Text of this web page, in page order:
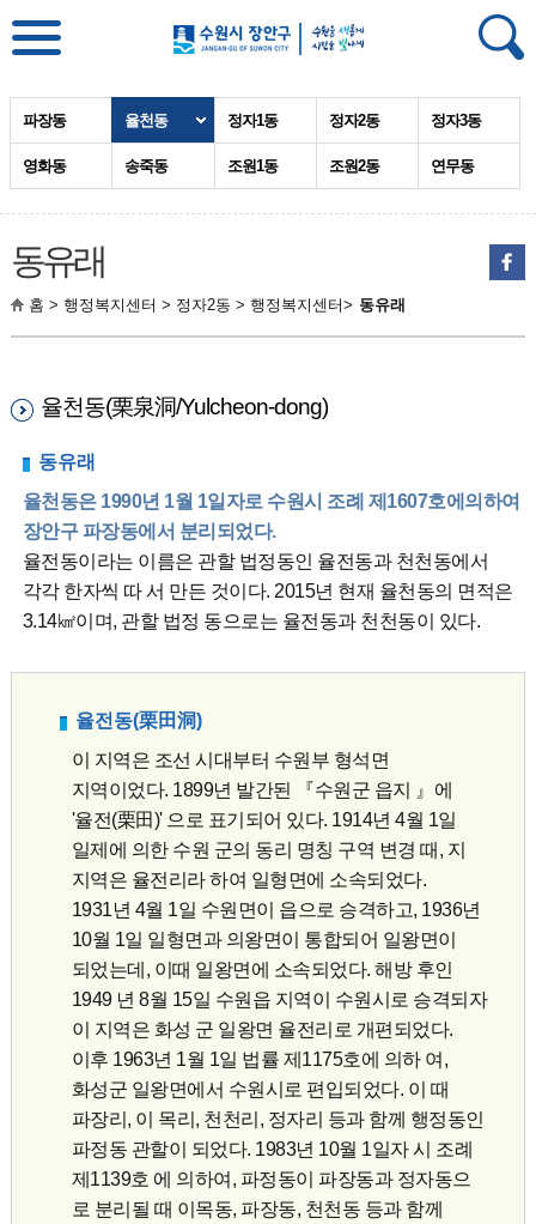
파장동 율천동 정자1동 정자2동 정자3동
영화동 송죽동 조원1동 조원2동 연무동
동유래
홈 > 행정복지센터 > 정자2동 > 행정복지센터> 동유래
율천동(栗泉洞/Yulcheon-dong)
동유래
율천동은 1990년 1월 1일자로 수원시 조례 제1607호에의하여
장안구 파장동에서 분리되었다.
율전동이라는 이름은 관할 법정동인 율전동과 천천동에서
각각 한자씩 따 서 만든 것이다. 2015년 현재 율천동의 면적은
3.14㎢이며, 관할 법정 동으로는 율전동과 천천동이 있다.
율전동(栗田洞)
이 지역은 조선 시대부터 수원부 형석면
지역이었다. 1899년 발간된 『수원군 읍지 』에
'율전(栗田)' 으로 표기되어 있다. 1914년 4월 1일
일제에 의한 수원 군의 동리 명칭 구역 변경 때, 지
지역은 율전리라 하여 일형면에 소속되었다.
1931년 4월 1일 수원면이 읍으로 승격하고, 1936년
10월 1일 일형면과 의왕면이 통합되어 일왕면이
되었는데, 이때 일왕면에 소속되었다. 해방 후인
1949 년 8월 15일 수원읍 지역이 수원시로 승격되자
이 지역은 화성 군 일왕면 율전리로 개편되었다.
이후 1963년 1월 1일 법률 제1175호에 의하 여,
화성군 일왕면에서 수원시로 편입되었다. 이 때
파장리, 이 목리, 천천리, 정자리 등과 함께 행정동인
파정동 관할이 되었다. 1983년 10월 1일자 시 조례
제1139호 에 의하여, 파정동이 파장동과 정자동으
로 분리될 때 이목동, 파장동, 천천동 등과 함께